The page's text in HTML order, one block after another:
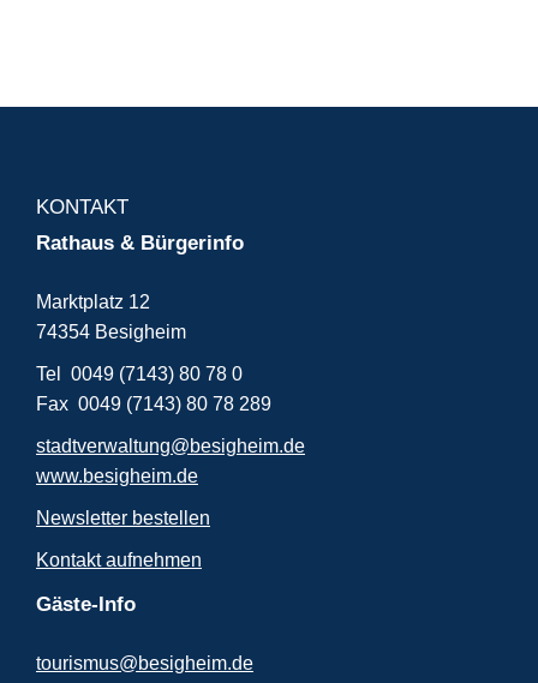
KONTAKT
Rathaus & Bürgerinfo
Marktplatz 12
74354 Besigheim
Tel 0049 (7143) 80 78 0
Fax 0049 (7143) 80 78 289
stadtverwaltung@besigheim.de
www.besigheim.de
Newsletter bestellen
Kontakt aufnehmen
Gäste-Info
tourismus@besigheim.de